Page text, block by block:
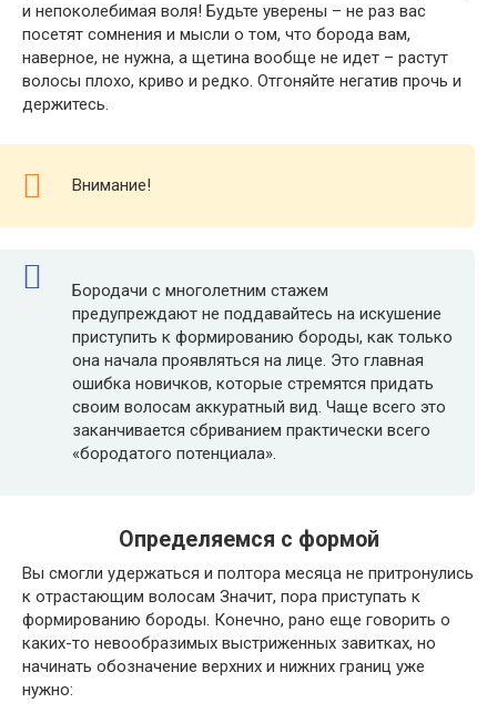
и непоколебимая воля! Будьте уверены – не раз вас
посетят сомнения и мысли о том, что борода вам,
наверное, не нужна, а щетина вообще не идет – растут
волосы плохо, криво и редко. Отгоняйте негатив прочь и
держитесь.
Внимание!
Бородачи с многолетним стажем
предупреждают не поддавайтесь на искушение
приступить к формированию бороды, как только
она начала проявляться на лице. Это главная
ошибка новичков, которые стремятся придать
своим волосам аккуратный вид. Чаще всего это
заканчивается сбриванием практически всего
«бородатого потенциала».
Определяемся с формой
Вы смогли удержаться и полтора месяца не притронулись
к отрастающим волосам Значит, пора приступать к
формированию бороды. Конечно, рано еще говорить о
каких-то невообразимых выстриженных завитках, но
начинать обозначение верхних и нижних границ уже
нужно: